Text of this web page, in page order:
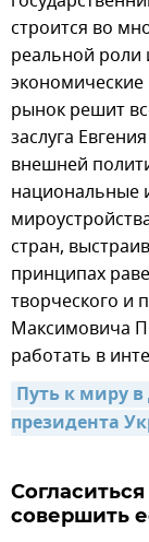
строится во
реальной роли
рынок решит
заслуга
внешней
национальные
стран,
принципах
творческого и
Максимовича
работать в
Путь к миру в
президента
совершить